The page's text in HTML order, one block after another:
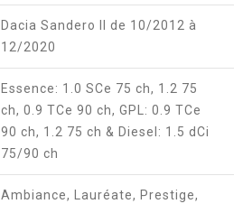
Dacia Sandero II de 10/2012 à
12/2020
Essence: 1.0 SCe 75 ch, 1.2 75
ch, 0.9 TCe 90 ch, GPL: 0.9 TCe
90 ch, 1.2 75 ch & Diesel: 1.5 dCi
75/90 ch
Ambiance, Lauréate, Prestige,